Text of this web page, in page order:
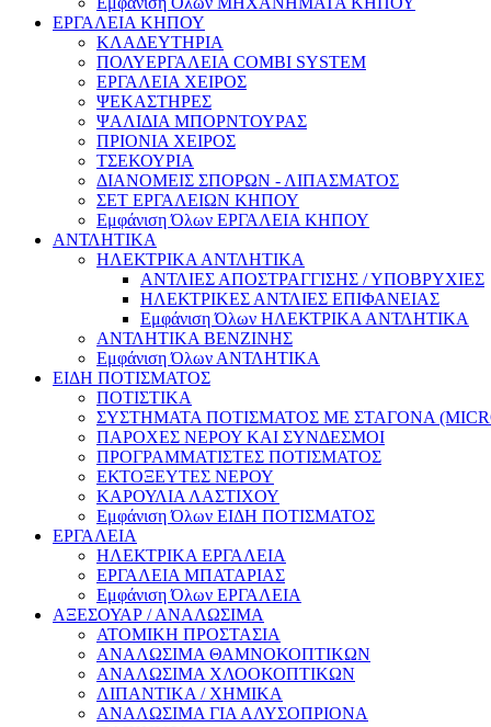
ΕΡΓΑΛΕΙΑ ΚΗΠΟΥ
ΚΛΑΔΕΥΤΗΡΙΑ
ΠΟΛΥΕΡΓΑΛΕΙΑ COMBI SYSTEM
ΕΡΓΑΛΕΙΑ ΧΕΙΡΟΣ
ΨΕΚΑΣΤΗΡΕΣ
ΨΑΛΙΔΙΑ ΜΠΟΡΝΤΟΥΡΑΣ
ΠΡΙΟΝΙΑ ΧΕΙΡΟΣ
ΤΣΕΚΟΥΡΙΑ
ΔΙΑΝΟΜΕΙΣ ΣΠΟΡΩΝ - ΛΙΠΑΣΜΑΤΟΣ
ΣΕΤ ΕΡΓΑΛΕΙΩΝ ΚΗΠΟΥ
Εμφάνιση Όλων ΕΡΓΑΛΕΙΑ ΚΗΠΟΥ
ΑΝΤΛΗΤΙΚΑ
ΗΛΕΚΤΡΙΚΑ ΑΝΤΛΗΤΙΚΑ
ΑΝΤΛΙΕΣ ΑΠΟΣΤΡΑΓΓΙΣΗΣ / ΥΠΟΒΡΥΧΙΕΣ
ΗΛΕΚΤΡΙΚΕΣ ΑΝΤΛΙΕΣ ΕΠΙΦΑΝΕΙΑΣ
Εμφάνιση Όλων ΗΛΕΚΤΡΙΚΑ ΑΝΤΛΗΤΙΚΑ
ΑΝΤΛΗΤΙΚΑ ΒΕΝΖΙΝΗΣ
Εμφάνιση Όλων ΑΝΤΛΗΤΙΚΑ
ΕΙΔΗ ΠΟΤΙΣΜΑΤΟΣ
ΠΟΤΙΣΤΙΚΑ
ΣΥΣΤΗΜΑΤΑ ΠΟΤΙΣΜΑΤΟΣ ΜΕ ΣΤΑΓΟΝΑ
ΠΑΡΟΧΕΣ ΝΕΡΟΥ ΚΑΙ ΣΥΝΔΕΣΜΟΙ
ΠΡΟΓΡΑΜΜΑΤΙΣΤΕΣ ΠΟΤΙΣΜΑΤΟΣ
ΕΚΤΟΞΕΥΤΕΣ ΝΕΡΟΥ
ΚΑΡΟΥΛΙΑ ΛΑΣΤΙΧΟΥ
Εμφάνιση Όλων ΕΙΔΗ ΠΟΤΙΣΜΑΤΟΣ
ΕΡΓΑΛΕΙΑ
ΗΛΕΚΤΡΙΚΑ ΕΡΓΑΛΕΙΑ
ΕΡΓΑΛΕΙΑ ΜΠΑΤΑΡΙΑΣ
Εμφάνιση Όλων ΕΡΓΑΛΕΙΑ
ΑΞΕΣΟΥΑΡ / ΑΝΑΛΩΣΙΜΑ
ΑΤΟΜΙΚΗ ΠΡΟΣΤΑΣΙΑ
ΑΝΑΛΩΣΙΜΑ ΘΑΜΝΟΚΟΠΤΙΚΩΝ
ΑΝΑΛΩΣΙΜΑ ΧΛΟΟΚΟΠΤΙΚΩΝ
ΛΙΠΑΝΤΙΚΑ / ΧΗΜΙΚΑ
ΑΝΑΛΩΣΙΜΑ ΓΙΑ ΑΛΥΣΟΠΡΙΟΝΑ